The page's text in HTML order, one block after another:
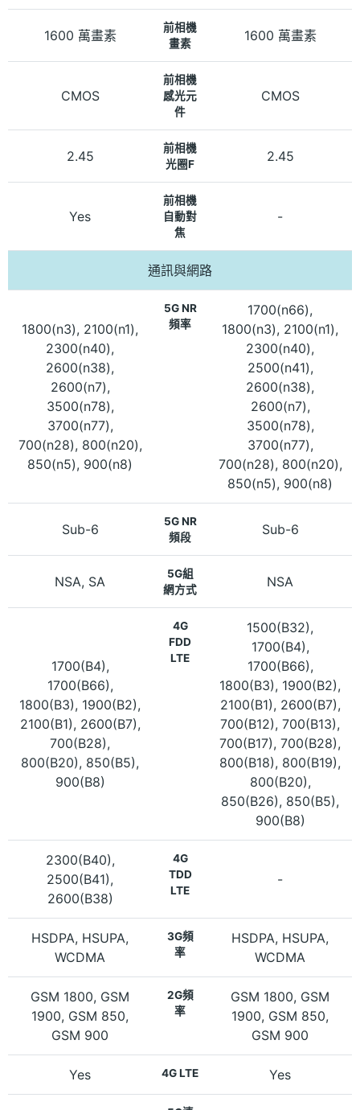
1600 萬畫素
前相機
畫素
1600 萬畫素
CMOS
前相機
感光元
件
CMOS
2.45
前相機
光圈F
2.45
Yes
前相機
自動對
焦
-
通訊與網路
1800(n3), 2100(n1),
2300(n40),
2600(n38),
2600(n7),
3500(n78),
3700(n77),
700(n28), 800(n20),
850(n5), 900(n8)
5G NR
頻率
1700(n66),
1800(n3), 2100(n1),
2300(n40),
2500(n41),
2600(n38),
2600(n7),
3500(n78),
3700(n77),
700(n28), 800(n20),
850(n5), 900(n8)
Sub-6
5G NR
頻段
Sub-6
NSA, SA
5G組
網方式
NSA
1700(B4),
1700(B66),
1800(B3), 1900(B2),
2100(B1), 2600(B7),
700(B28),
800(B20), 850(B5),
900(B8)
4G
FDD
LTE
1500(B32),
1700(B4),
1700(B66),
1800(B3), 1900(B2),
2100(B1), 2600(B7),
700(B12), 700(B13),
700(B17), 700(B28),
800(B18), 800(B19),
800(B20),
850(B26), 850(B5),
900(B8)
2300(B40),
2500(B41),
2600(B38)
4G
TDD
LTE
-
HSDPA, HSUPA,
WCDMA
3G頻
率
HSDPA, HSUPA,
WCDMA
GSM 1800, GSM
1900, GSM 850,
GSM 900
2G頻
率
GSM 1800, GSM
1900, GSM 850,
GSM 900
Yes 4G LTE Yes